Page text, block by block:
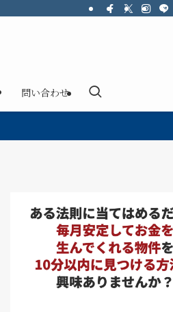
問い合わせ